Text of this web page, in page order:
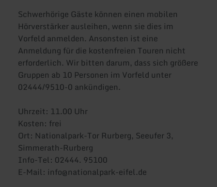
Schwerhörige Gäste können einen mobilen
Hörverstärker ausleihen, wenn sie dies im
Vorfeld anmelden. Ansonsten ist eine
Anmeldung für die kostenfreien Touren nicht
erforderlich. Wir bitten darum, dass sich größere
Gruppen ab 10 Personen im Vorfeld unter
02444/9510-0 ankündigen.
Uhrzeit: 11.00 Uhr
Kosten: frei
Ort: Nationalpark-Tor Rurberg, Seeufer 3,
Simmerath-Rurberg
Info-Tel: 02444. 95100
E-Mail: info@nationalpark-eifel.de